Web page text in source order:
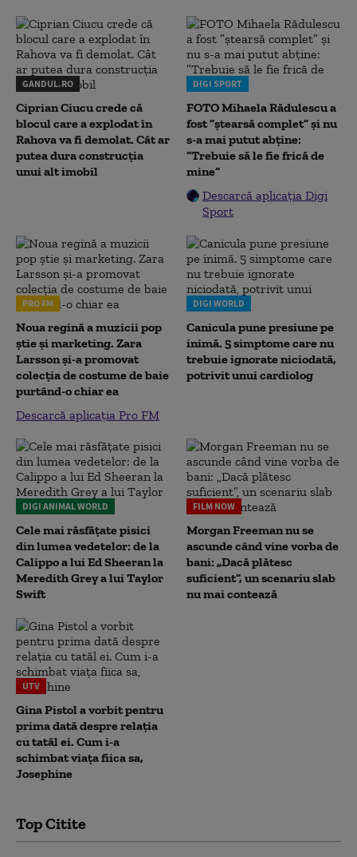
GANDUL.RO
Ciprian Ciucu crede că
blocul care a explodat în
Rahova va fi demolat. Cât ar
putea dura construcția
unui alt imobil
DIGI SPORT
FOTO Mihaela Rădulescu a
fost ”ștearsă complet” și nu
s-a mai putut abține:
”Trebuie să le fie frică de
mine”
Descarcă aplicația Digi
Sport
PRO FM
Noua regină a muzicii pop
știe și marketing. Zara
Larsson și-a promovat
colecția de costume de baie
purtând-o chiar ea
Descarcă aplicația Pro FM
DIGI WORLD
Canicula pune presiune pe
inimă. 5 simptome care nu
trebuie ignorate niciodată,
potrivit unui cardiolog
DIGI ANIMAL WORLD
Cele mai răsfățate pisici
din lumea vedetelor: de la
Calippo a lui Ed Sheeran la
Meredith Grey a lui Taylor
Swift
FILM NOW
Morgan Freeman nu se
ascunde când vine vorba de
bani: „Dacă plătesc
suficient”, un scenariu slab
nu mai contează
UTV
Gina Pistol a vorbit pentru
prima dată despre relația
cu tatăl ei. Cum i-a
schimbat viața fiica sa,
Josephine
Top Citite